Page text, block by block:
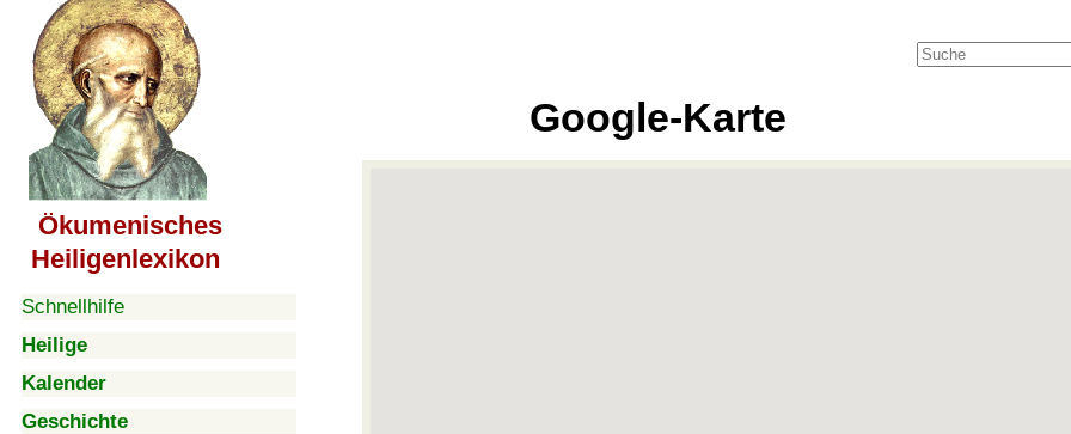
Ökumenisches
Heiligenlexikon
Schnellhilfe
Heilige
Kalender
Geschichte
Google-Karte